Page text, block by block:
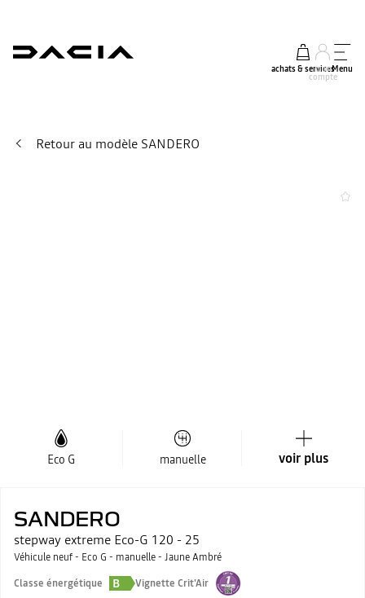
achats & services
mon
compte
Menu
Retour au modèle SANDERO
Eco G manuelle voir plus
SANDERO
stepway extreme Eco-G 120 - 25
Véhicule neuf - Eco G - manuelle - Jaune Ambré
Classe énergétique
B Vignette Crit'Air